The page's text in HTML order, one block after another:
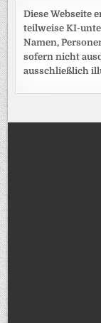
Diese Webseite
teilweise KI-
Namen,
sofern nicht
ausschließlich